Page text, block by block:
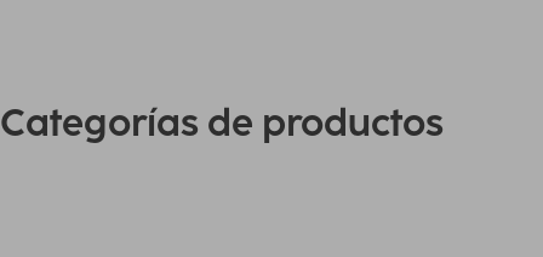
Categorías de productos